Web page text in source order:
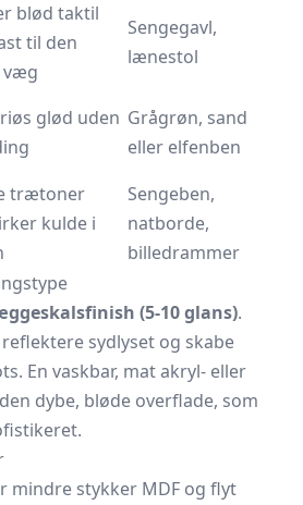
blød taktil
til den
væg
Sengegavl,
lænestol
glød uden Grågrøn, sand
eller elfenben
trætoner
kulde i
Sengeben,
natborde,
billedrammer
(5-10 glans).
sydlyset og skabe
En vaskbar, mat akryl- eller
dybe, bløde overflade, som
mindre stykker MDF og flyt